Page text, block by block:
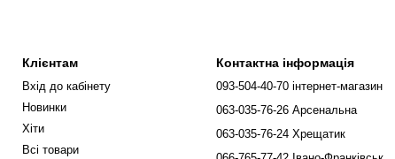
Клієнтам
Вхід до кабінету
Новинки
Хіти
Всі товари
Контактна інформація
093-504-40-70 інтернет-магазин
063-035-76-26 Арсенальна
063-035-76-24 Хрещатик